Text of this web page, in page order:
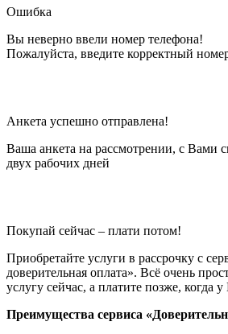
Ошибка
Вы неверно ввели номер телефона!
Пожалуйста, введите корректный
Анкета успешно отправлена!
Ваша анкета на рассмотрении, с Вами
двух рабочих дней
Покупай сейчас – плати потом!
Приобретайте услуги в рассрочку с
доверительная оплата». Всё очень
услугу сейчас, а платите позже, когда
Преимущества сервиса